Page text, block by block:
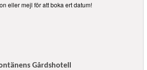
eller mejl för att boka ert datum!
Gårdshotell